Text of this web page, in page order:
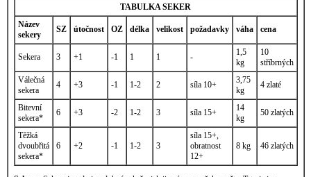
TABULKA SEKER
Název
sekery
SZ útočnost OZ délka velikost požadavky váha cena
Sekera 3 +1 -1 1 1 -
1,5
kg
10
stříbrných
Válečná
sekera
4 +3 -1 1-2 2 síla 10+
3,75
kg
4 zlaté
Bitevní
sekera*
6 +3 -2 1-2 3 síla 15+
14
kg
50 zlatých
Těžká
dvoubřitá
sekera*
6 +2 -1 1-2 3
síla 15+,
obratnost
12+
8 kg 46 zlatých